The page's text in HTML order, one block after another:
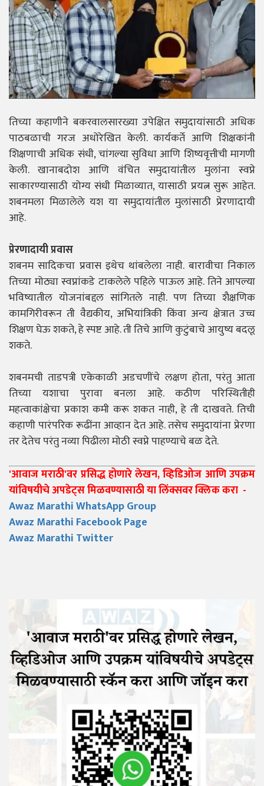
तिच्या कहाणीने बकरवालसारख्या उपेक्षित समुदायांसाठी अधिक
पाठबळाची गरज अधोरेखित केली. कार्यकर्ते आणि शिक्षकांनी
शिक्षणाची अधिक संधी, चांगल्या सुविधा आणि शिष्यवृत्तीची मागणी
केली. खानाबदोश आणि वंचित समुदायांतील मुलांना स्वप्ने
साकारण्यासाठी योग्य संधी मिळाव्यात, यासाठी प्रयत्न सुरू आहेत.
शबनमला मिळालेले यश या समुदायांतील मुलांसाठी प्रेरणादायी
आहे.
प्रेरणादायी प्रवास
शबनम सादिकचा प्रवास इथेच थांबलेला नाही. बारावीचा निकाल
तिच्या मोठ्या स्वप्नांकडे टाकलेले पहिले पाऊल आहे. तिने आपल्या
भविष्यातील योजनांबद्दल सांगितले नाही. पण तिच्या शैक्षणिक
कामगिरीवरून ती वैद्यकीय, अभियांत्रिकी किंवा अन्य क्षेत्रात उच्च
शिक्षण घेऊ शकते, हे स्पष्ट आहे. ती तिचे आणि कुटुंबाचे आयुष्य बदलू
शकते.
शबनमची ताडपत्री एकेकाळी अडचणींचे लक्षण होता, परंतु आता
तिच्या यशाचा पुरावा बनला आहे. कठीण परिस्थितीही
महत्वाकांक्षेचा प्रकाश कमी करू शकत नाही, हे ती दाखवते. तिची
कहाणी पारंपरिक रूढींना आव्हान देत आहे. तसेच समुदायांना प्रेरणा
तर देतेच परंतु नव्या पिढीला मोठी स्वप्ने पाहण्याचे बळ देते.
'आवाज मराठी'वर प्रसिद्ध होणारे लेखन, व्हिडिओज आणि उपक्रम
यांविषयीचे अपडेट्स मिळवण्यासाठी या लिंक्सवर क्लिक करा -
Awaz Marathi WhatsApp Group
Awaz Marathi Facebook Page
Awaz Marathi Twitter